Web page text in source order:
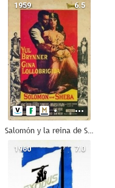
6.5
1959
Salomón y la reina de Saba
7.0
1960